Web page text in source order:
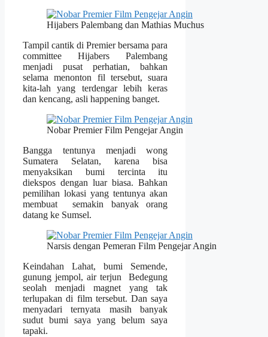
Hijabers Palembang dan Mathias Muchus
Tampil cantik di Premier bersama para
committee Hijabers Palembang
menjadi pusat perhatian, bahkan
selama menonton fil tersebut, suara
kita-lah yang terdengar lebih keras
dan kencang, asli happening banget.
Nobar Premier Film Pengejar Angin
Bangga tentunya menjadi wong
Sumatera Selatan, karena bisa
menyaksikan bumi tercinta itu
diekspos dengan luar biasa. Bahkan
pemilihan lokasi yang tentunya akan
membuat semakin banyak orang
datang ke Sumsel.
Narsis dengan Pemeran Film Pengejar Angin
Keindahan Lahat, bumi Semende,
gunung jempol, air terjun Bedegung
seolah menjadi magnet yang tak
terlupakan di film tersebut. Dan saya
menyadari ternyata masih banyak
sudut bumi saya yang belum saya
tapaki.